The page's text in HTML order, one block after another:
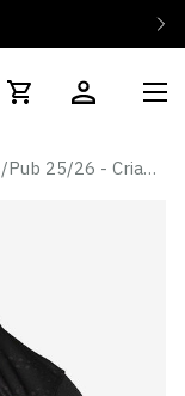
Camisola Away s/Pub 25/26 - Criança